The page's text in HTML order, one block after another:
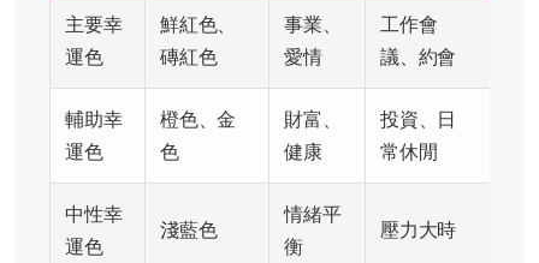
主要幸
運色
鮮紅色、
磚紅色
事業、
愛情
工作會
議、約會
輔助幸
運色
橙色、金
色
財富、
健康
投資、日
常休閒
中性幸
運色
淺藍色
情緒平
衡
壓力大時